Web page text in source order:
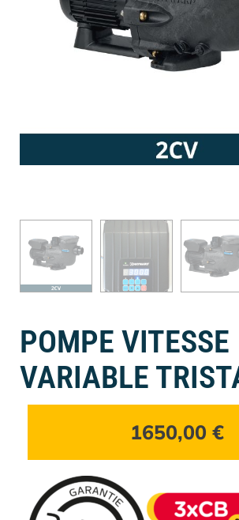
POMPE VITESSE
VARIABLE
1650,00 €